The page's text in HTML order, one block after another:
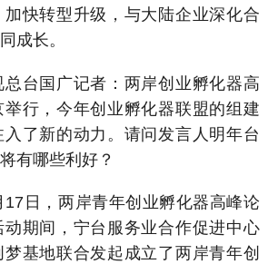
快转型升级，与大陆企业深化合
成长。
国广记者：两岸创业孵化器高
行，今年创业孵化器联盟的组建
了新的动力。请问发言人明年台
有哪些利好？
日，两岸青年创业孵化器高峰论
期间，宁台服务业合作促进中心
基地联合发起成立了两岸青年创